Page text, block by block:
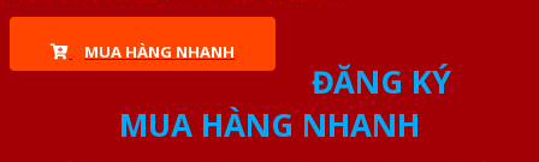
MUA HÀNG NHANH
ĐĂNG KÝ
MUA HÀNG NHANH